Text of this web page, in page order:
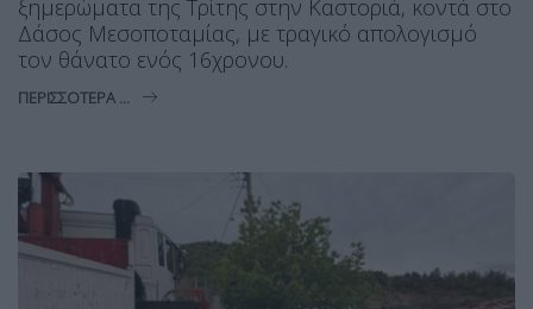
ξημερώματα της Τρίτης στην Καστοριά, κοντά στο
Δάσος Μεσοποταμίας, με τραγικό απολογισμό
τον θάνατο ενός 16χρονου.
ΠΕΡΙΣΣΌΤΕΡΑ ...